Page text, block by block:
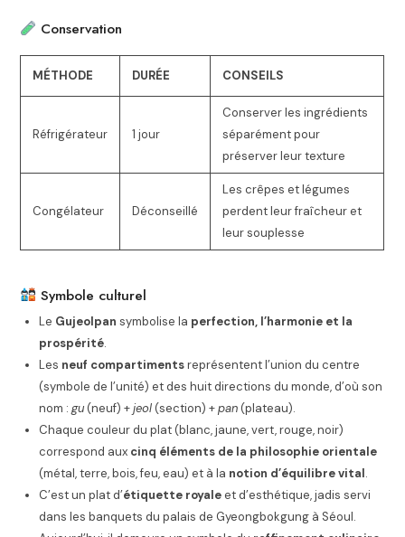
Conservation
MÉTHODE DURÉE CONSEILS
Réfrigérateur 1 jour
Conserver les ingrédients
séparément pour
préserver leur texture
Congélateur Déconseillé
Les crêpes et légumes
perdent leur fraîcheur et
leur souplesse
Symbole culturel
Le Gujeolpan symbolise la perfection, l’harmonie et la
prospérité.
Les neuf compartimentsreprésentent l’union du centre
(symbole de l’unité) et des huit directions du monde, d’où son
nom :gu(neuf) +jeol(section) +pan(plateau).
Chaque couleur du plat (blanc, jaune, vert, rouge, noir)
correspond aux cinq éléments de la philosophie orientale
(métal, terre, bois, feu, eau) et à la notion d’équilibre vital.
C’est un plat d’étiquette royaleet d’esthétique, jadis servi
dans les banquets du palais de Gyeongbokgung à Séoul.